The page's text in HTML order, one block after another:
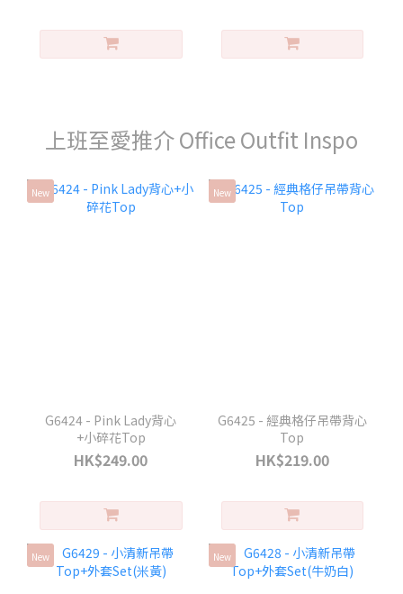
上班至愛推介 Office Outfit Inspo
New
G6424 - Pink Lady背心
+小碎花Top
HK$249.00
New
G6425 - 經典格仔吊帶背心
Top
HK$219.00
New New